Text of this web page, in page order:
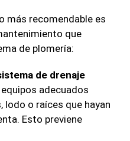
más recomendable es
que
de plomería:
de drenaje
adecuados
lodo o raíces que hayan
Esto previene